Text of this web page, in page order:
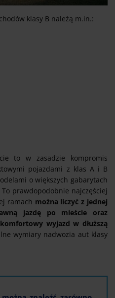
klasy B należą m.in.:
to w zasadzie kompromis
pojazdami z klas A i B
o większych gabarytach
prawdopodobnie najczęściej
ramach można liczyć z jednej
jazdę po mieście oraz
wyjazd w dłuższą
wymiary nadwozia aut klasy